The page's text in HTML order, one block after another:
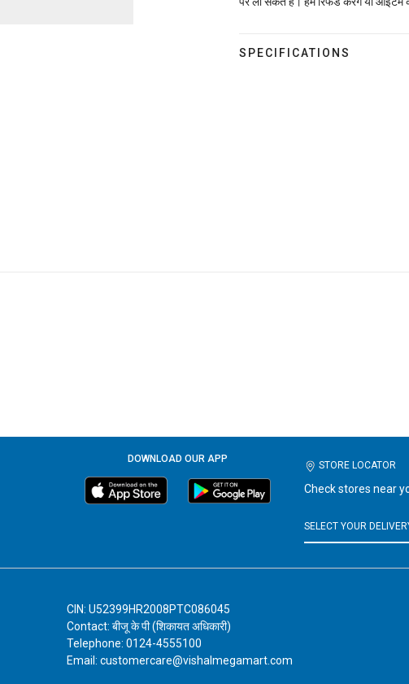
SPECIFICATIONS
DOWNLOAD OUR APP
STORE LOCATOR
Check stores near
CIN: U52399HR2008PTC086045
Contact: बीजू के पी (शिकायत अधिकारी)
Telephone: 0124-4555100
Email: customercare@vishalmegamart.com